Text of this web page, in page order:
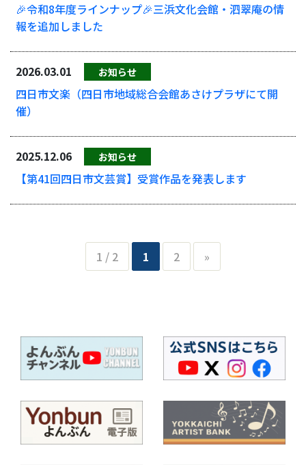
🎉令和8年度ラインナップ🎉三浜文化会館・泗翠庵の情
報を追加しました
2026.03.01 お知らせ
四日市文楽（四日市地域総合会館あさけプラザにて開
催）
2025.12.06 お知らせ
【第41回四日市文芸賞】受賞作品を発表します
1 / 2 1 2 »